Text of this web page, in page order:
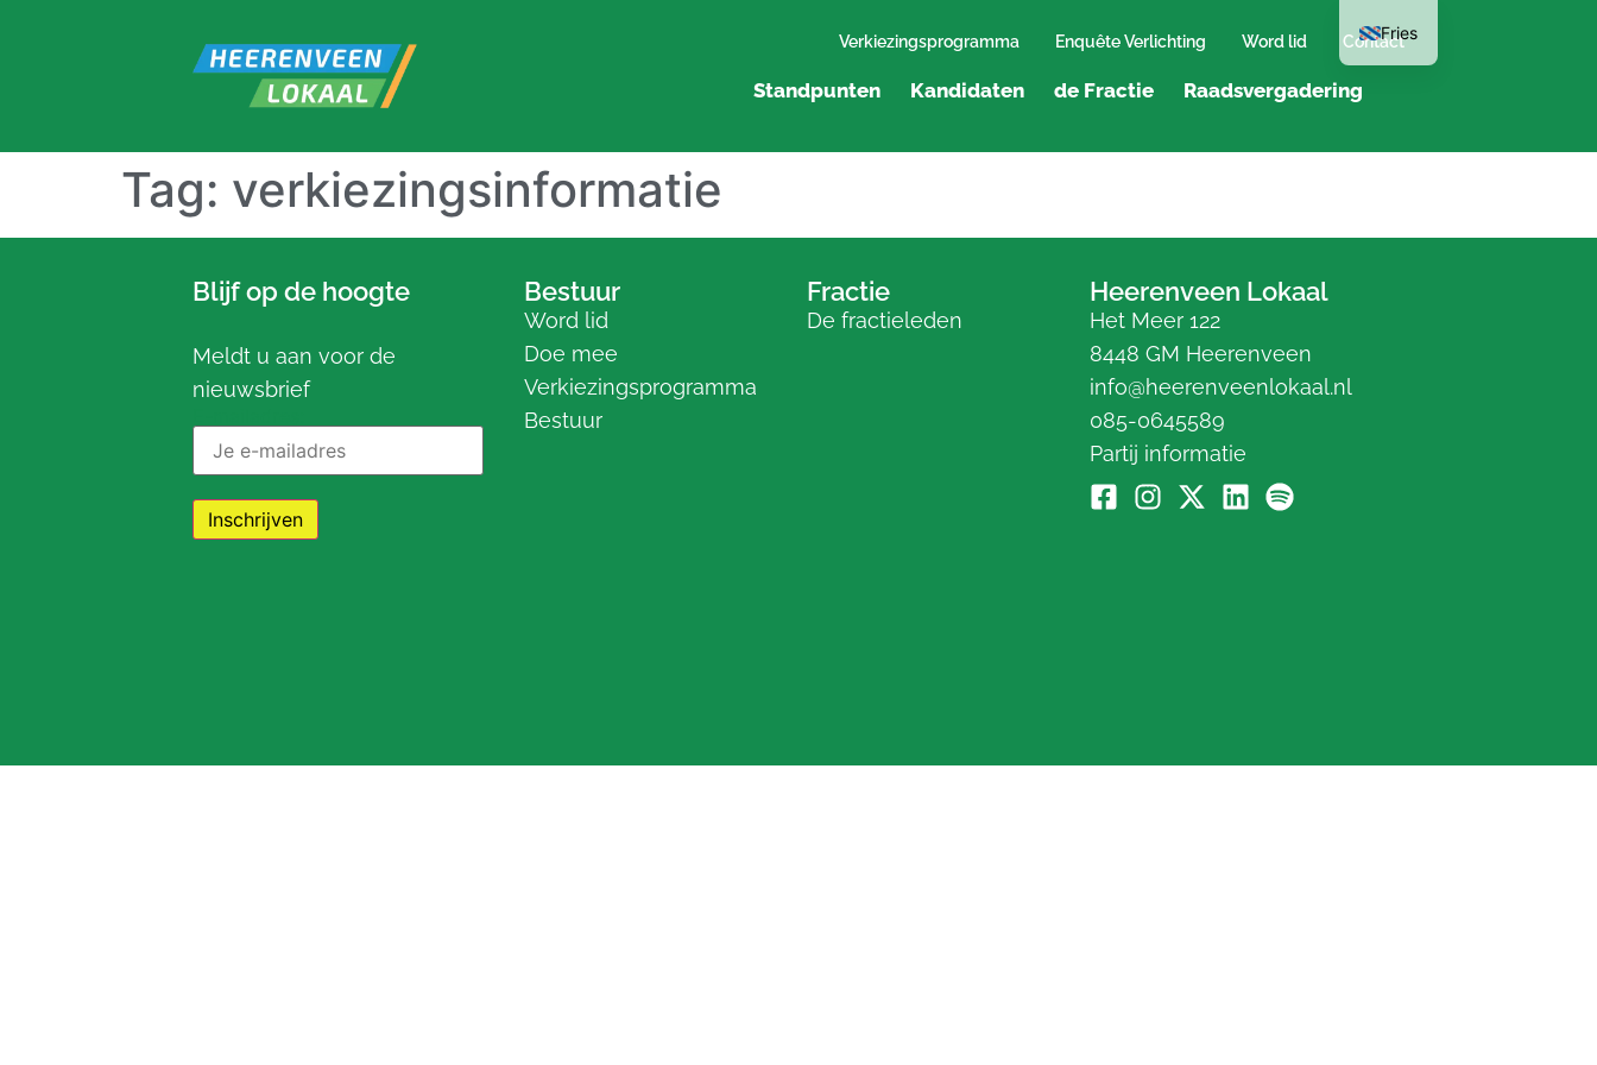
Verkiezingsprogramma Enquête Verlichting Word lid Contact
Standpunten Kandidaten de Fractie Raadsvergadering
Tag: verkiezingsinformatie
Blijf op de hoogte
Meldt u aan voor de
nieuwsbrief
Bestuur
Word lid
Doe mee
Verkiezingsprogramma
Bestuur
Fractie
De fractieleden
Heerenveen Lokaal
Het Meer 122
8448 GM Heerenveen
info@heerenveenlokaal.nl
085-0645589
Partij informatie
Fries